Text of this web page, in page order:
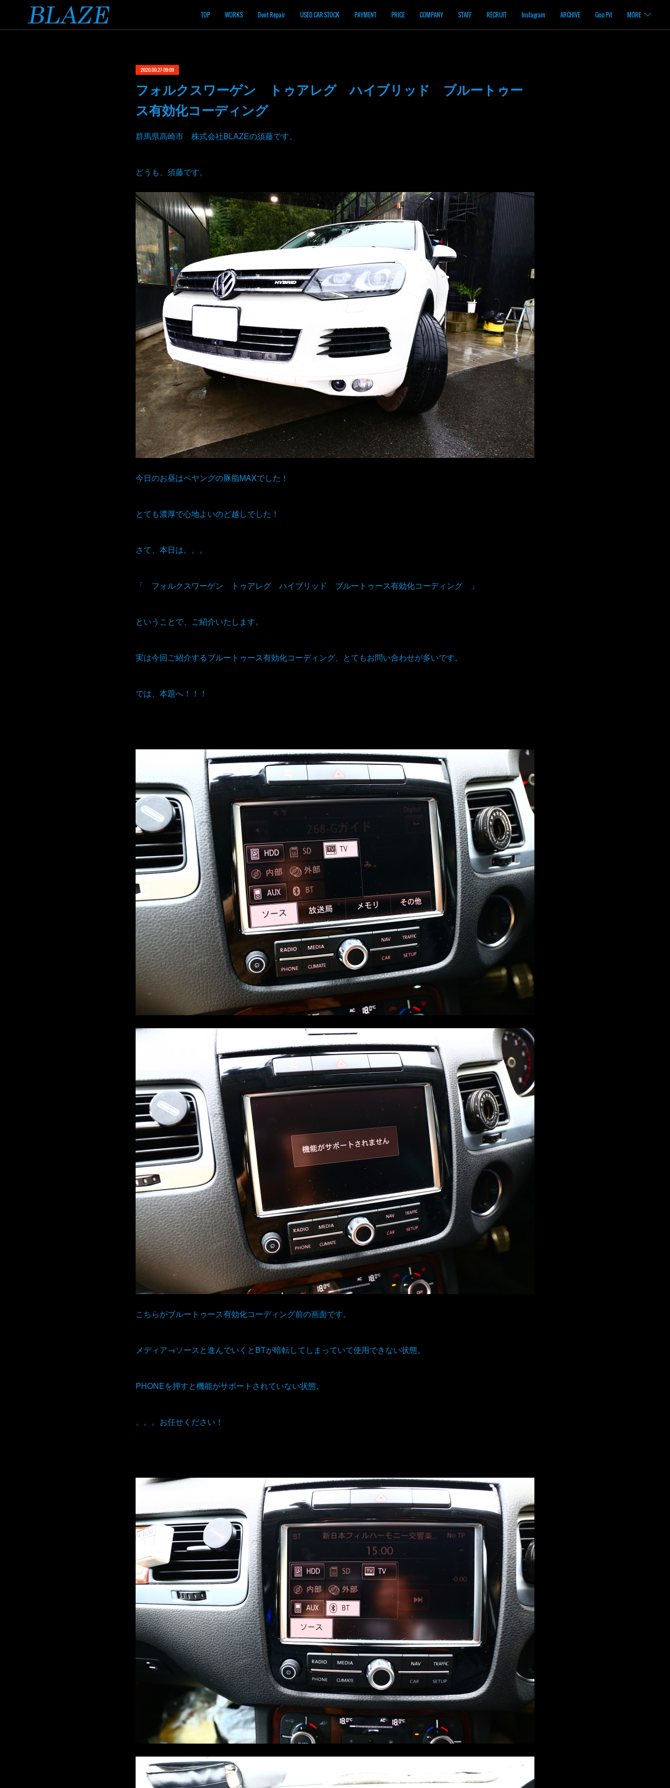
TOP WORKS Dent Repair USED CAR STOCK PAYMENT PRICE COMPANY STAFF RECRUIT Instagram ARCHIVE Goo Pit MORE
2020.09.27 09:09
フォルクスワーゲン トゥアレグ ハイブリッド ブルートゥー
ス有効化コーディング
群馬県高崎市 株式会社BLAZEの須藤です。
どうも、須藤です。
今日のお昼はペヤングの豚脂MAXでした！
とても濃厚で心地よいのど越しでした！
さて、本日は。。。
「 フォルクスワーゲン トゥアレグ ハイブリッド ブルートゥース有効化コーディング 」
ということで、ご紹介いたします。
実は今回ご紹介するブルートゥース有効化コーディング、とてもお問い合わせが多いです。
では、本題へ！！！
こちらがブルートゥース有効化コーディング前の画面です。
メディア→ソースと進んでいくとBTが暗転してしまっていて使用できない状態。
PHONEを押すと機能がサポートされていない状態。
。。。お任せください！